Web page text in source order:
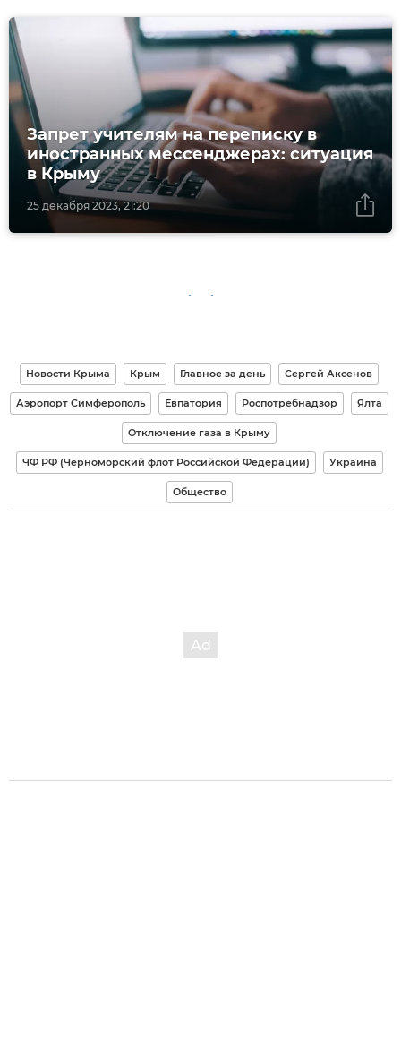
25 декабря 2023, 21:20
Запрет учителям на переписку в
иностранных мессенджерах: ситуация
в Крыму
Новости Крыма Крым Главное за день Сергей Аксенов
Аэропорт Симферополь Евпатория Роспотребнадзор Ялта
Отключение газа в Крыму
ЧФ РФ (Черноморский флот Российской Федерации) Украина
Общество